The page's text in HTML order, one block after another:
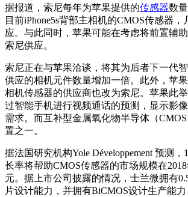
据报道，索尼每年为苹果提供的传感器数
目前iPhone5s背部主相机的CMOS传感器
应。与此同时，苹果可能在考虑将前置辅
索尼供应。
索尼正在与苹果洽谈，将其为后者下一代
供应的相机元件数量增加一倍。此外，苹
相机传感器的供应商也改为索尼。苹果此
过智能手机进行视频通话的预测，显示影
需求。而互补型金属氧化物半导体（
置之一。
据法国研究机构Yole Développement 预测
长率将帮助CMOS传感器的市场规模在
元。据上市公司披露的情况，士兰微拥有
片设计能力，并拥有BiCMOS设计生产能